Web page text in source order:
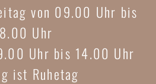
von 09.00 Uhr bis
Uhr
Uhr bis 14.00 Uhr
ist Ruhetag